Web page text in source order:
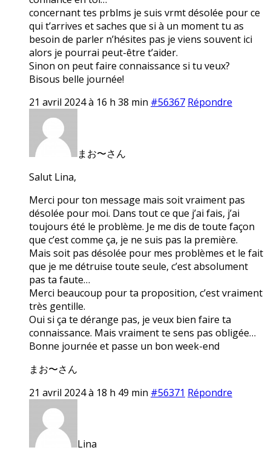
concernant tes prblms je suis vrmt désolée pour ce
qui t’arrives et saches que si à un moment tu as
besoin de parler n’hésites pas je viens souvent ici
alors je pourrai peut-être t’aider.
Sinon on peut faire connaissance si tu veux?
Bisous belle journée!
21 avril 2024 à 16 h 38 min #56367 Répondre
まお〜さん
Salut Lina,
Merci pour ton message mais soit vraiment pas
désolée pour moi. Dans tout ce que j’ai fais, j’ai
toujours été le problème. Je me dis de toute façon
que c’est comme ça, je ne suis pas la première.
Mais soit pas désolée pour mes problèmes et le fait
que je me détruise toute seule, c’est absolument
pas ta faute…
Merci beaucoup pour ta proposition, c’est vraiment
très gentille.
Oui si ça te dérange pas, je veux bien faire ta
connaissance. Mais vraiment te sens pas obligée…
Bonne journée et passe un bon week-end
まお〜さん
21 avril 2024 à 18 h 49 min #56371 Répondre
Lina